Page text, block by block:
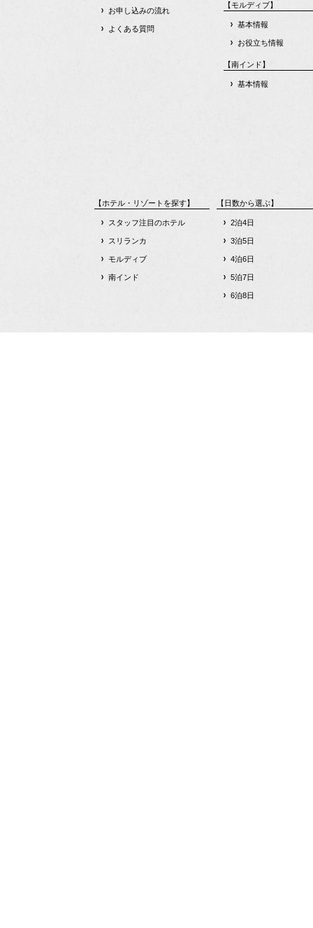
お申し込みの流れ
よくある質問
【モルディブ】
基本情報
お役立ち情報
【南インド】
基本情報
【ホテル・リゾートを探す】
スタッフ注目のホテル
スリランカ
モルディブ
南インド
【日数から選ぶ】
2泊4日
3泊5日
4泊6日
5泊7日
6泊8日